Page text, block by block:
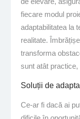
fiecare modul
adaptabilitatea la
realitate.
transforma
sunt atât
Soluții de
Ce-ar fi dacă ai